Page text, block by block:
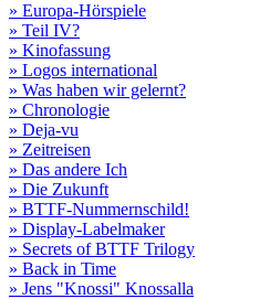
» Europa-Hörspiele
» Teil IV?
» Kinofassung
» Logos international
» Was haben wir gelernt?
» Chronologie
» Deja-vu
» Zeitreisen
» Das andere Ich
» Die Zukunft
» BTTF-Nummernschild!
» Display-Labelmaker
» Secrets of BTTF Trilogy
» Back in Time
» Jens "Knossi" Knossalla